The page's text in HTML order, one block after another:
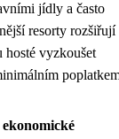
jídly a často
resorty rozšiřují
hosté vyzkoušet
ekonomické